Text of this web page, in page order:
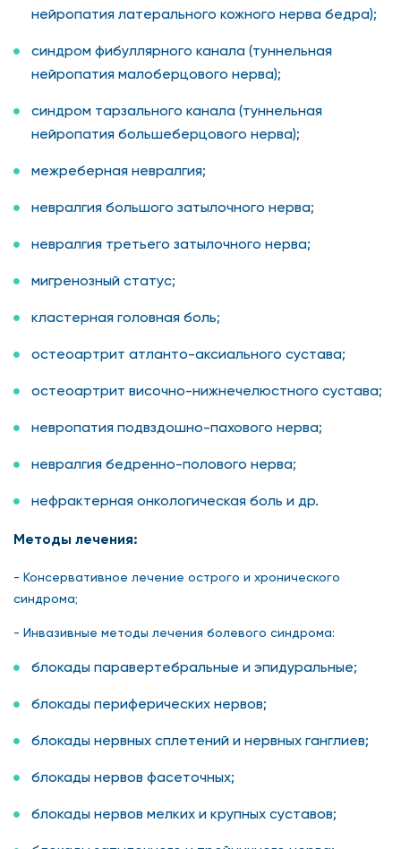
нейропатия латерального кожного нерва бедра);
синдром фибуллярного канала (туннельная
нейропатия малоберцового нерва);
синдром тарзального канала (туннельная
нейропатия большеберцового нерва);
межреберная невралгия;
невралгия большого затылочного нерва;
невралгия третьего затылочного нерва;
мигренозный статус;
кластерная головная боль;
остеоартрит атланто-аксиального сустава;
остеоартрит височно-нижнечелюстного сустава;
невропатия подвздошно-пахового нерва;
невралгия бедренно-полового нерва;
нефрактерная онкологическая боль и др.
Методы лечения:
- Консервативное лечение острого и хронического
синдрома;
- Инвазивные методы лечения болевого синдрома:
блокады паравертебральные и эпидуральные;
блокады периферических нервов;
блокады нервных сплетений и нервных ганглиев;
блокады нервов фасеточных;
блокады нервов мелких и крупных суставов;